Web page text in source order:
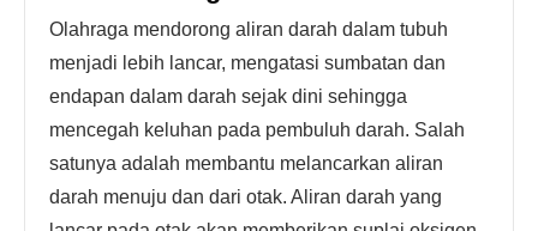
Olahraga mendorong aliran darah dalam tubuh
menjadi lebih lancar, mengatasi sumbatan dan
endapan dalam darah sejak dini sehingga
mencegah keluhan pada pembuluh darah. Salah
satunya adalah membantu melancarkan aliran
darah menuju dan dari otak. Aliran darah yang